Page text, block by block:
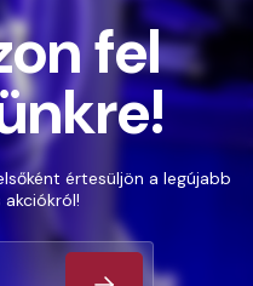
fel
értesüljön a legújabb